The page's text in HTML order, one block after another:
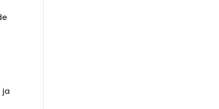
ja